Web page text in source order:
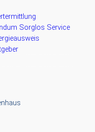
Sorglos Service